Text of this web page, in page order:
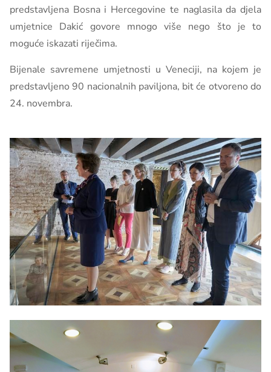
predstavljena Bosna i Hercegovine te naglasila da djela
umjetnice Dakić govore mnogo više nego što je to
moguće iskazati riječima.
Bijenale savremene umjetnosti u Veneciji, na kojem je
predstavljeno 90 nacionalnih paviljona, bit će otvoreno do
24. novembra.